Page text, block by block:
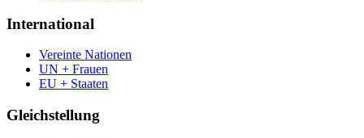
International
Vereinte Nationen
UN + Frauen
EU + Staaten
Gleichstellung